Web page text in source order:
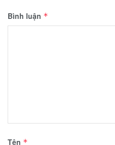
Bình luận *
Tên *